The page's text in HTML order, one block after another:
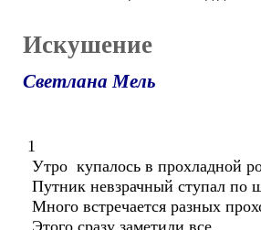
Искушение
Светлана Мель
1
Утро купалось в прохладной
Путник невзрачный ступал по
Много встречается разных
Этого сразу заметили все.